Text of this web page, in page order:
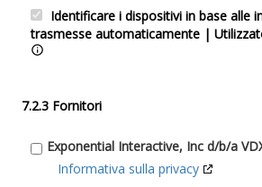
Identificare i dispositivi in base alle
trasmesse automaticamente |
7.2.3 Fornitori
Exponential Interactive, Inc d/b/a
Informativa sulla privacy